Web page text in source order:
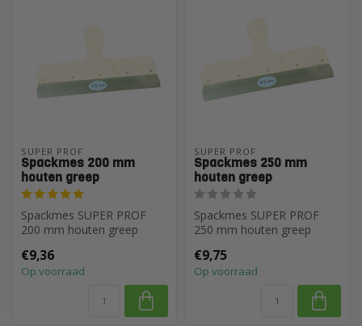
SUPER PROF
Spackmes 200 mm
houten greep
Spackmes SUPER PROF
200 mm houten greep
€9,36
Op voorraad
SUPER PROF
Spackmes 250 mm
houten greep
Spackmes SUPER PROF
250 mm houten greep
€9,75
Op voorraad